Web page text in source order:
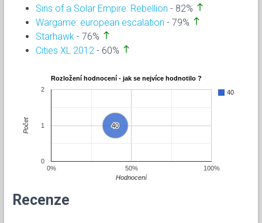
Sins of a Solar Empire: Rebellion - 82% north
Wargame: european escalation - 79% north
Starhawk - 76% north
Cities XL 2012 - 60% north
Rozložení hodnocení - jak se nejvíce hodnotilo ?
40
40
40
0% 50% 100%
0
1
2
Hodnocení
Počet
Recenze